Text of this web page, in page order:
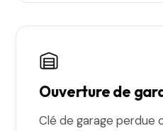
Ouverture de
Clé de garage perdue